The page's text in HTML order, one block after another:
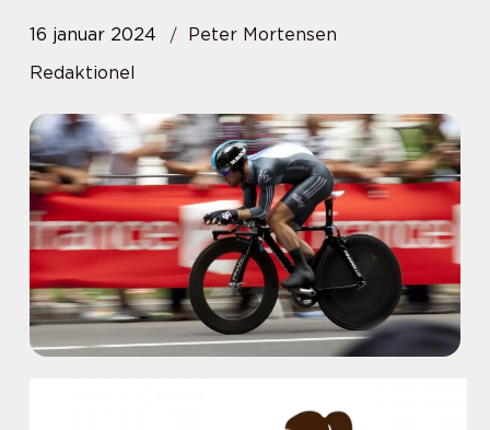
16 januar 2024
Peter Mortensen
Redaktionel